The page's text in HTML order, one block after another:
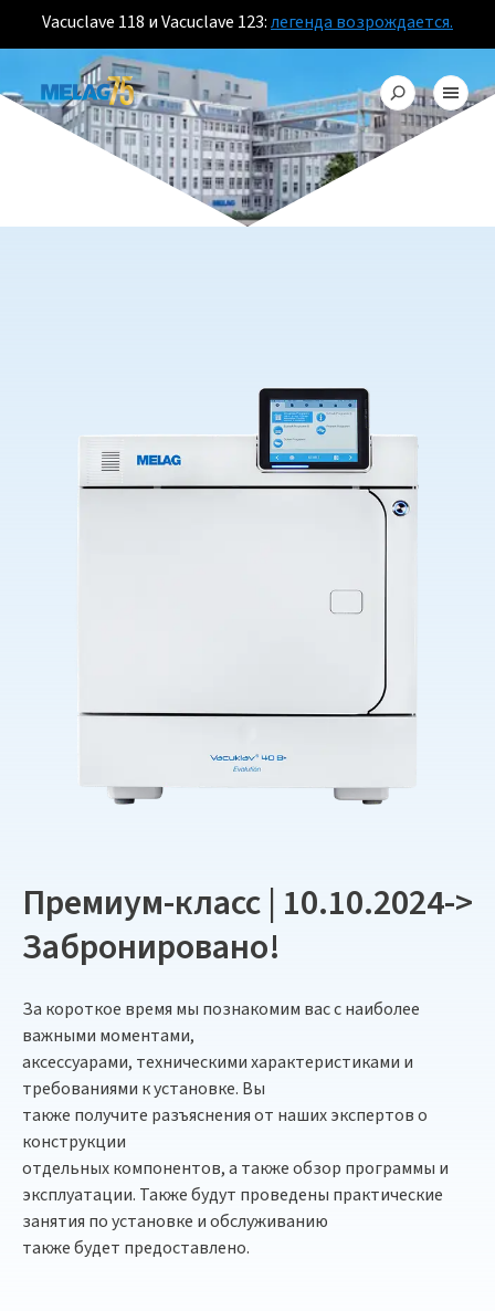
Vacuclave 118 и Vacuclave 123:легенда возрождается.
Премиум-класс | 10.10.2024->
Забронировано!
За короткое время мы познакомим вас с наиболее
важными моментами,
аксессуарами, техническими характеристиками и
требованиями к установке. Вы
также получите разъяснения от наших экспертов о
конструкции
отдельных компонентов, а также обзор программы и
эксплуатации. Также будут проведены практические
занятия по установке и обслуживанию
также будет предоставлено.